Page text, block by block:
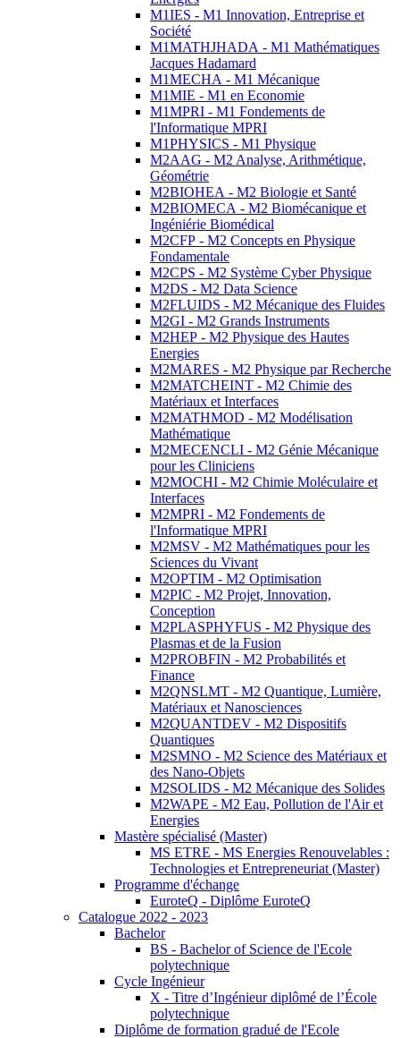
M1IES - M1 Innovation, Entreprise et
Société
M1MATHJHADA - M1 Mathématiques
Jacques Hadamard
M1MECHA - M1 Mécanique
M1MIE - M1 en Economie
M1MPRI - M1 Fondements de
l'Informatique MPRI
M1PHYSICS - M1 Physique
M2AAG - M2 Analyse, Arithmétique,
Géométrie
M2BIOHEA - M2 Biologie et Santé
M2BIOMECA - M2 Biomécanique et
Ingéniérie Biomédical
M2CFP - M2 Concepts en Physique
Fondamentale
M2CPS - M2 Système Cyber Physique
M2DS - M2 Data Science
M2FLUIDS - M2 Mécanique des Fluides
M2GI - M2 Grands Instruments
M2HEP - M2 Physique des Hautes
Energies
M2MARES - M2 Physique par Recherche
M2MATCHEINT - M2 Chimie des
Matériaux et Interfaces
M2MATHMOD - M2 Modélisation
Mathématique
M2MECENCLI - M2 Génie Mécanique
pour les Cliniciens
M2MOCHI - M2 Chimie Moléculaire et
Interfaces
M2MPRI - M2 Fondements de
l'Informatique MPRI
M2MSV - M2 Mathématiques pour les
Sciences du Vivant
M2OPTIM - M2 Optimisation
M2PIC - M2 Projet, Innovation,
Conception
M2PLASPHYFUS - M2 Physique des
Plasmas et de la Fusion
M2PROBFIN - M2 Probabilités et
Finance
M2QNSLMT - M2 Quantique, Lumière,
Matériaux et Nanosciences
M2QUANTDEV - M2 Dispositifs
Quantiques
M2SMNO - M2 Science des Matériaux et
des Nano-Objets
M2SOLIDS - M2 Mécanique des Solides
M2WAPE - M2 Eau, Pollution de l'Air et
Energies
Mastère spécialisé (Master)
MS ETRE - MS Energies Renouvelables :
Technologies et Entrepreneuriat (Master)
Programme d'échange
EuroteQ - Diplôme EuroteQ
Catalogue 2022 - 2023
Bachelor
BS - Bachelor of Science de l'Ecole
polytechnique
Cycle Ingénieur
X - Titre d’Ingénieur diplômé de l’École
polytechnique
Diplôme de formation gradué de l'Ecole